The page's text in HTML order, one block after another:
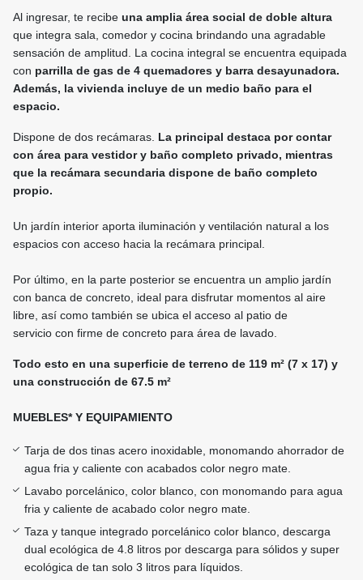
Al ingresar, te recibe una amplia área social de doble altura
que integra sala, comedor y cocina brindando una agradable
sensación de amplitud. La cocina integral se encuentra equipada
con parrilla de gas de 4 quemadores y barra desayunadora.
Además, la vivienda incluye de un medio baño para el
espacio.
Dispone de dos recámaras. La principal destaca por contar
con área para vestidor y baño completo privado, mientras
que la recámara secundaria dispone de baño completo
propio.
Un jardín interior aporta iluminación y ventilación natural a los
espacios con acceso hacia la recámara principal.
Por último, en la parte posterior se encuentra un amplio jardín
con banca de concreto, ideal para disfrutar momentos al aire
libre, así como también se ubica el acceso al patio de
servicio con firme de concreto para área de lavado.
Todo esto en una superficie de terreno de 119 m² (7 x 17) y
una construcción de 67.5 m²
MUEBLES* Y EQUIPAMIENTO
Tarja de dos tinas acero inoxidable, monomando ahorrador de
agua fria y caliente con acabados color negro mate.
Lavabo porcelánico, color blanco, con monomando para agua
fria y caliente de acabado color negro mate.
Taza y tanque integrado porcelánico color blanco, descarga
dual ecológica de 4.8 litros por descarga para sólidos y super
ecológica de tan solo 3 litros para líquidos.